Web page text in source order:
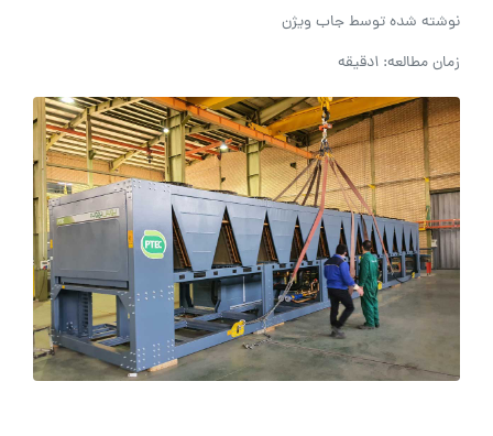
نوشته شده توسطجاب ویژن
زمان مطالعه: 1دقیقه